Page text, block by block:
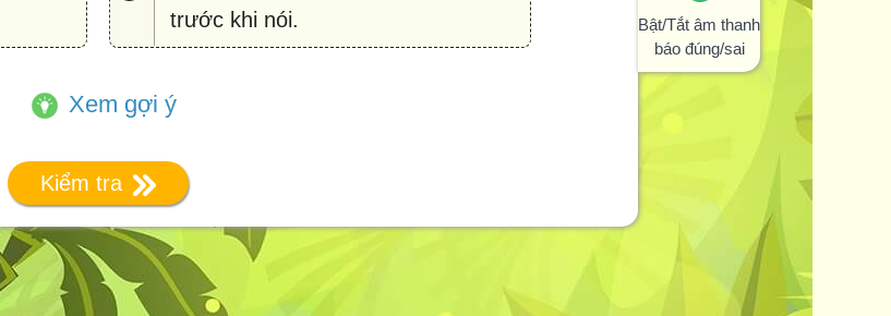
trước khi nói.
Xem gợi ý
Kiểm tra
Bật/Tắt âm thanh
báo đúng/sai